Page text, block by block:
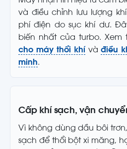
và điều chỉnh lưu lượng
phí điện do sục khí dư.
biến nhất của turbo. Xem
cho máy thổi khí vàđiều
minh.
Cấp khí sạch, vận
Vì không dùng dầu bôi
sạch để thổi bột xi măng,